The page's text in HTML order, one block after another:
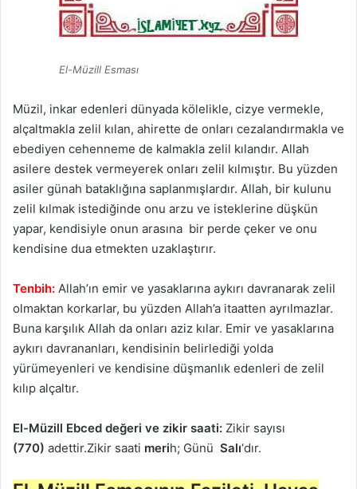
El-Müzill Esması
Müzil, inkar edenleri dünyada kölelikle, cizye vermekle,
alçaltmakla zelil kılan, ahirette de onları cezalandırmakla ve
ebediyen cehenneme de kalmakla zelil kılandır. Allah
asilere destek vermeyerek onları zelil kılmıştır. Bu yüzden
asiler günah bataklığına saplanmışlardır. Allah, bir kulunu
zelil kılmak istediğinde onu arzu ve isteklerine düşkün
yapar, kendisiyle onun arasına bir perde çeker ve onu
kendisine dua etmekten uzaklaştırır.
Tenbih: Allah’ın emir ve yasaklarına aykırı davranarak zelil
olmaktan korkarlar, bu yüzden Allah’a itaatten ayrılmazlar.
Buna karşılık Allah da onları aziz kılar. Emir ve yasaklarına
aykırı davrananları, kendisinin belirlediği yolda
yürümeyenleri ve kendisine düşmanlık edenleri de zelil
kılıp alçaltır.
El-Müzill Ebced değeri ve zikir saati: Zikir sayısı
(770) adettir.Zikir saati merih; Günü Salı‘dır.